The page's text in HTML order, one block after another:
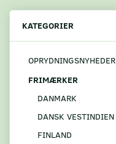
KATEGORIER
OPRYDNINGSNYHEDER
FRIMÆRKER
DANMARK
DANSK VESTINDIEN
FINLAND